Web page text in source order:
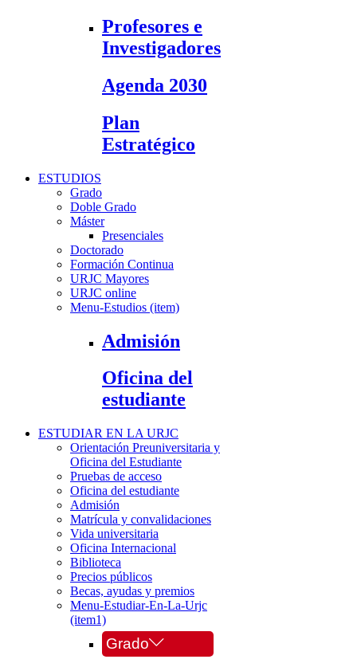
Profesores e
Investigadores
Agenda 2030
Plan
Estratégico
ESTUDIOS
Grado
Doble Grado
Máster
Presenciales
Doctorado
Formación Continua
URJC Mayores
URJC online
Menu-Estudios (item)
Admisión
Oficina del
estudiante
ESTUDIAR EN LA URJC
Orientación Preuniversitaria y
Oficina del Estudiante
Pruebas de acceso
Oficina del estudiante
Admisión
Matrícula y convalidaciones
Vida universitaria
Oficina Internacional
Biblioteca
Precios públicos
Becas, ayudas y premios
Menu-Estudiar-En-La-Urjc
(item1)
Grado